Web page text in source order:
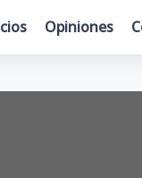
Opiniones